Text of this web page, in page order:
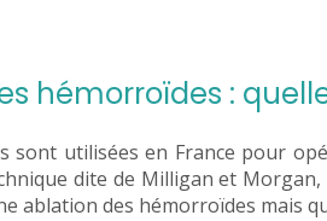
hémorroïdes :
sont utilisées en France pour
dite de Milligan et
ablation des hémorroïdes mais